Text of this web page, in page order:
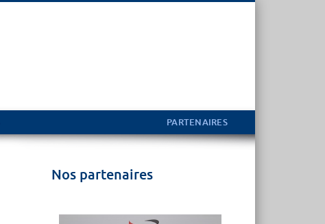
PARTENAIRES
Nos partenaires